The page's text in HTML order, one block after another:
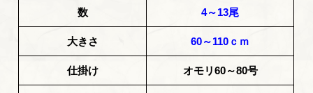
数 4～13尾
大きさ 60～110ｃｍ
仕掛け オモリ60～80号